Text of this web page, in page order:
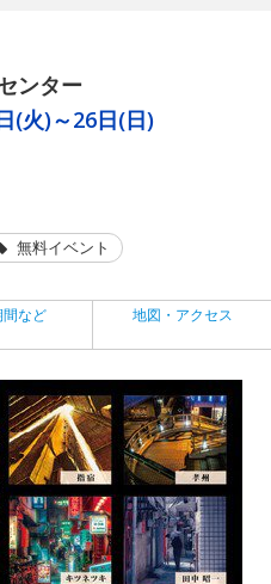
ンター
(火)～26日(日)
無料イベント
など 地図・アクセス